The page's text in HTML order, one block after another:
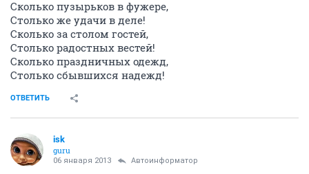
Сколько пузырьков в фужере,
Столько же удачи в деле!
Сколько за столом гостей,
Столько радостных вестей!
Сколько праздничных одежд,
Столько сбывшихся надежд!
ОТВЕТИТЬ
isk
guru
06 января 2013 Автоинформатор